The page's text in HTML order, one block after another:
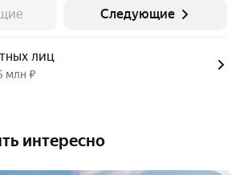
Следующие
лиц
млн ₽
интересно